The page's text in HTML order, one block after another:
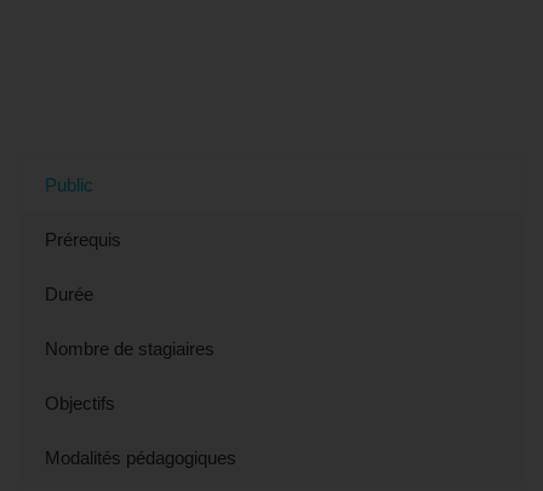
Public
Prérequis
Durée
Nombre de stagiaires
Objectifs
Modalités pédagogiques